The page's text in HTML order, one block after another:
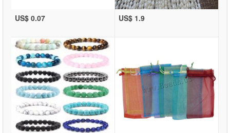
US$ 0.07 US$ 1.9